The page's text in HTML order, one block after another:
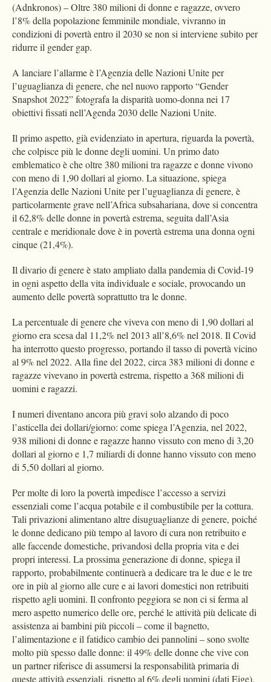
(Adnkronos) – Oltre 380 milioni di donne e ragazze, ovvero
l’8% della popolazione femminile mondiale, vivranno in
condizioni di povertà entro il 2030 se non si interviene subito per
ridurre il gender gap.
A lanciare l’allarme è l’Agenzia delle Nazioni Unite per
l’uguaglianza di genere, che nel nuovo rapporto “Gender
Snapshot 2022” fotografa la disparità uomo-donna nei 17
obiettivi fissati nell’Agenda 2030 delle Nazioni Unite.
Il primo aspetto, già evidenziato in apertura, riguarda la povertà,
che colpisce più le donne degli uomini. Un primo dato
emblematico è che oltre 380 milioni tra ragazze e donne vivono
con meno di 1,90 dollari al giorno. La situazione, spiega
l’Agenzia delle Nazioni Unite per l’uguaglianza di genere, è
particolarmente grave nell’Africa subsahariana, dove si concentra
il 62,8% delle donne in povertà estrema, seguita dall’Asia
centrale e meridionale dove è in povertà estrema una donna ogni
cinque (21,4%).
Il divario di genere è stato ampliato dalla pandemia di Covid-19
in ogni aspetto della vita individuale e sociale, provocando un
aumento delle povertà soprattutto tra le donne.
La percentuale di genere che viveva con meno di 1,90 dollari al
giorno era scesa dal 11,2% nel 2013 all’8,6% nel 2018. Il Covid
ha interrotto questo progresso, portando il tasso di povertà vicino
al 9% nel 2022. Alla fine del 2022, circa 383 milioni di donne e
ragazze vivevano in povertà estrema, rispetto a 368 milioni di
uomini e ragazzi.
I numeri diventano ancora più gravi solo alzando di poco
l’asticella dei dollari/giorno: come spiega l’Agenzia, nel 2022,
938 milioni di donne e ragazze hanno vissuto con meno di 3,20
dollari al giorno e 1,7 miliardi di donne hanno vissuto con meno
di 5,50 dollari al giorno.
Per molte di loro la povertà impedisce l’accesso a servizi
essenziali come l’acqua potabile e il combustibile per la cottura.
Tali privazioni alimentano altre disuguaglianze di genere, poiché
le donne dedicano più tempo al lavoro di cura non retribuito e
alle faccende domestiche, privandosi della propria vita e dei
propri interessi. La prossima generazione di donne, spiega il
rapporto, probabilmente continuerà a dedicare tra le due e le tre
ore in più al giorno alle cure e ai lavori domestici non retribuiti
rispetto agli uomini. Il confronto peggiora se non ci si ferma al
mero aspetto numerico delle ore, perché le attività più delicate di
assistenza ai bambini più piccoli – come il bagnetto,
l’alimentazione e il fatidico cambio dei pannolini – sono svolte
molto più spesso dalle donne: il 49% delle donne che vive con
un partner riferisce di assumersi la responsabilità primaria di
queste attività essenziali, rispetto al 6% degli uomini (dati Eige).